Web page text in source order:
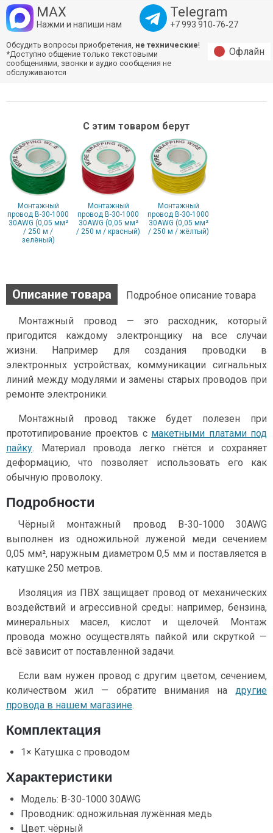
MAX
Нажми и напиши нам
Telegram
+7 993 910‑76‑27
Обсудить вопросы приобретения, не технические!
*Доступно общение только текстовыми
сообщениями, звонки и аудио сообщения не
обслуживаются
Офлайн
С этим товаром берут
Монтажный
провод B-30-1000
30AWG (0,05 мм²
/ 250 м /
зелёный)
Монтажный
провод B-30-1000
30AWG (0,05 мм²
/ 250 м / красный)
Монтажный
провод B-30-1000
30AWG (0,05 мм²
/ 250 м / жёлтый)
Описание товара Подробное описание товара
Монтажный провод — это расходник, который
пригодится каждому электронщику на все случаи
жизни. Например для создания проводки в
электронных устройствах, коммуникации сигнальных
линий между модулями и замены старых проводов при
ремонте электроники.
Монтажный провод также будет полезен при
прототипирование проектов с макетными платами под
пайку. Материал провода легко гнётся и сохраняет
деформацию, что позволяет использовать его как
обычную проволоку.
Подробности
Чёрный монтажный провод B-30-1000 30AWG
выполнен из одножильной луженой меди сечением
0,05 мм², наружным диаметром 0,5 мм и поставляется в
катушке 250 метров.
Изоляция из ПВХ защищает провод от механических
воздействий и агрессивной среды: например, бензина,
минеральных масел, кислот и щелочей. Монтаж
провода можно осуществлять пайкой или скруткой —
всё зависит от поставленной задачи.
Если вам нужен провод с другим цветом, сечением,
количеством жил — обратите внимания на другие
провода в нашем магазине.
Комплектация
1× Катушка с проводом
Характеристики
Модель: B-30-1000 30AWG
Проводник: одножильная лужённая медь
Цвет: чёрный